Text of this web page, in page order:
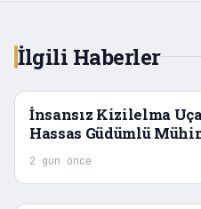
İlgili Haberler
İnsansız Kizilelma
Hassas Güdümlü
Denedi
2 gün önce